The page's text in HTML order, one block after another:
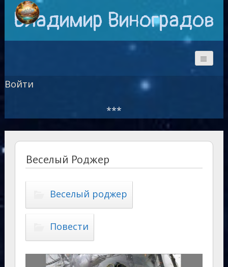
Владимир Виноградов
Войти
***
Веселый Роджер
Веселый роджер
Повести